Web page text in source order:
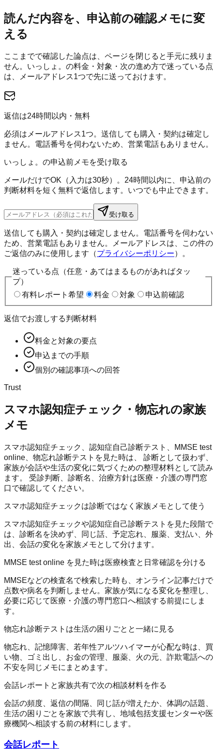
読んだ内容を、申込前の確認メモに変
える
ここまでで確認した論点は、ページを閉じると手元に残りま
せん。 いっしょ。 の料金・対象・次の進め方で迷っている点
は、メールアドレス1つで先に送っておけます。
返信は24時間以内・無料
必須はメールアドレス1つ。送信しても購入・契約は確定し
ません。電話番号を伺わないため、営業電話もありません。
いっしょ。の申込前メモを受け取る
メールだけでOK（入力は30秒）。24時間以内に、申込前の
判断材料を短く無料で返信します。いつでも中止できます。
受け取る
送信しても購入・契約は確定しません。電話番号を伺わない
ため、営業電話もありません。メールアドレスは、この件の
ご返信のみに使用します（プライバシーポリシー）。
迷っている点（任意・あてはまるものがあればタッ
プ）
有料レポート希望
料金 対象 申込前確認
返信でお渡しする判断材料
料金と対象の要点
申込までの手順
個別の確認事項への回答
Trust
スマホ認知症チェック・物忘れの家族
メモ
スマホ認知症チェック、認知症自己診断テスト、MMSE test
online、物忘れ診断テストを見た時は、 診断として扱わず、
家族が会話や生活の変化に気づくための整理材料として読み
ます。 受診判断、診断名、治療方針は医療・介護の専門窓
口で確認してください。
スマホ認知症チェックは診断ではなく家族メモとして使う
スマホ認知症チェックや認知症自己診断テストを見た段階で
は、診断名を決めず、同じ話、予定忘れ、服薬、支払い、外
出、会話の変化を家族メモとして分けます。
MMSE test online を見た時は医療検査と日常確認を分ける
MMSEなどの検査名で検索した時も、オンライン記事だけで
点数や病名を判断しません。家族が気になる変化を整理し、
必要に応じて医療・介護の専門窓口へ相談する前提にしま
す。
物忘れ診断テストは生活の困りごとと一緒に見る
物忘れ、記憶障害、若年性アルツハイマーが心配な時は、買
い物、ゴミ出し、お金の管理、服薬、火の元、詐欺電話への
不安を同じメモにまとめます。
会話レポートと家族共有で次の相談材料を作る
会話の頻度、返信の間隔、同じ話が増えたか、体調の話題、
生活の困りごとを家族で共有し、地域包括支援センターや医
療機関へ相談する前の材料にします。
会話レポート